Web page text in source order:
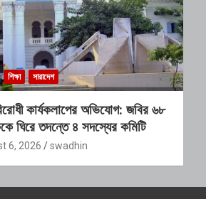
শিক্ষা সারাদেশ
কার্যকলাপের অভিযোগ: জবির ৬৮
ঘিরে তদন্তে ৪ সদস্যের কমিটি
6, 2026 swadhin